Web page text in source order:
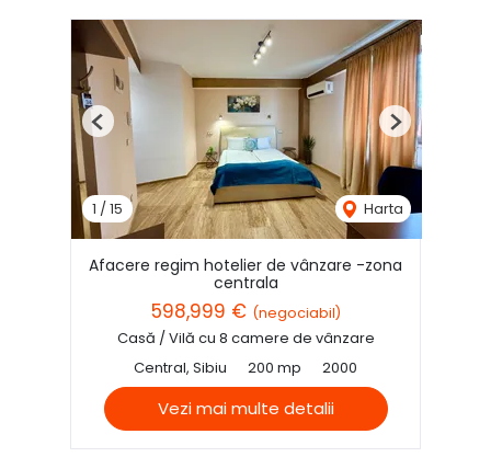
1 / 15 Harta
Previous Next
Afacere regim hotelier de vânzare -zona
centrala
598,999 € (negociabil)
Casă / Vilă cu 8 camere de vânzare
Central, Sibiu
200 mp 2000
Vezi mai multe detalii